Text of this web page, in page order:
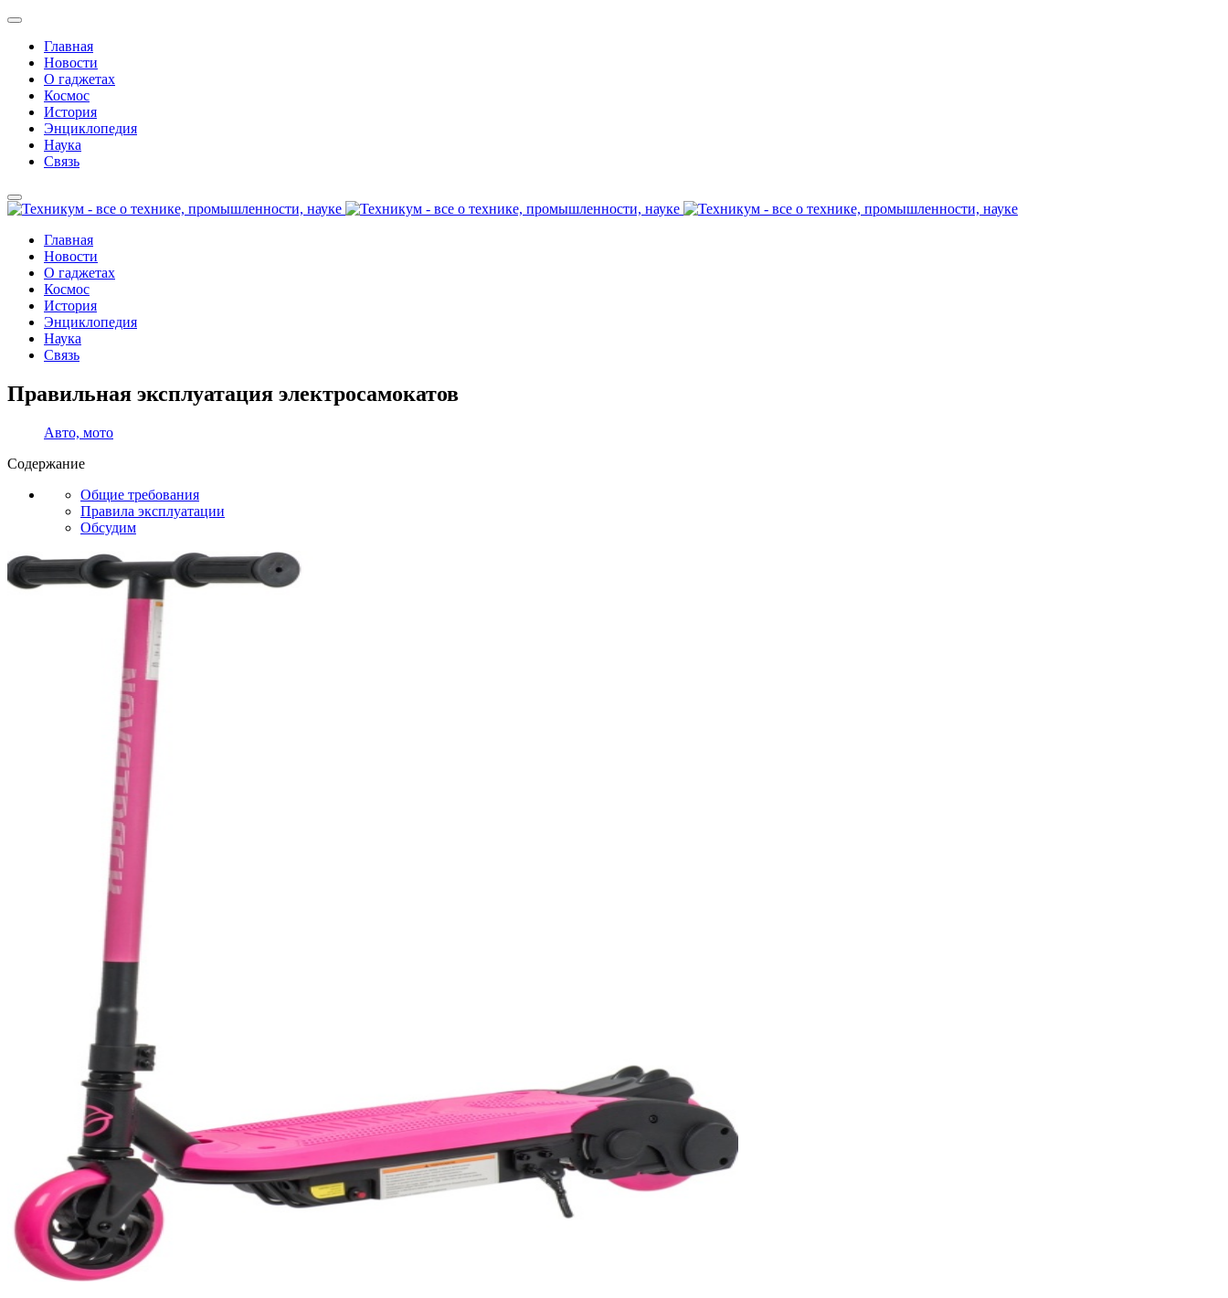
Главная
Новости
О гаджетах
Космос
История
Энциклопедия
Наука
Связь
Главная
Новости
О гаджетах
Космос
История
Энциклопедия
Наука
Связь
Правильная эксплуатация электросамокатов
Авто, мото
Содержание
Общие требования
Правила эксплуатации
Обсудим